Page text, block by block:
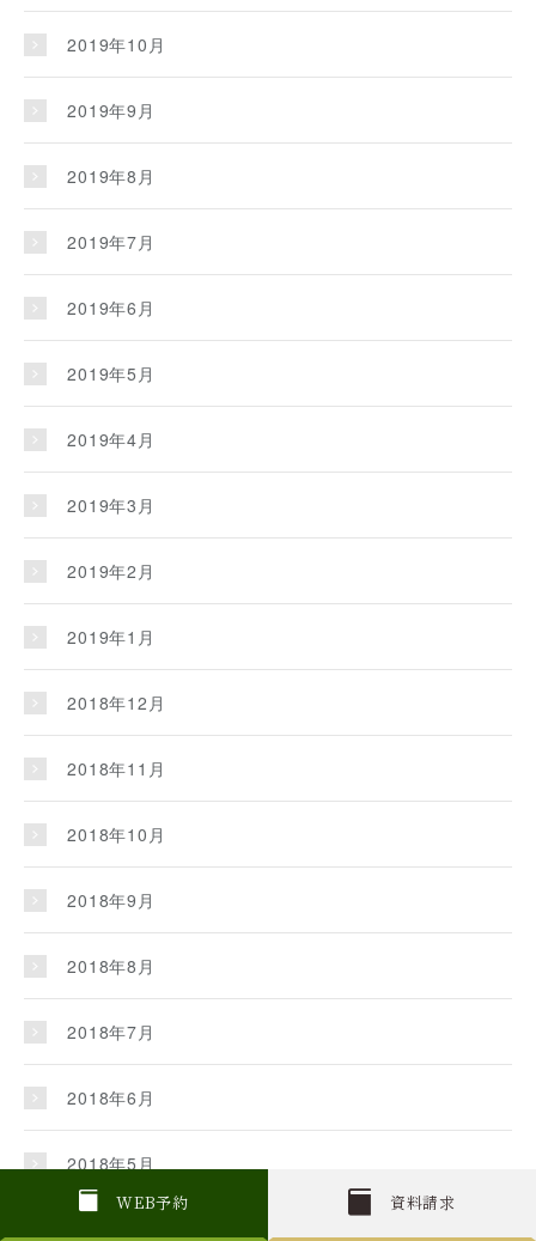
W EB予約 資料請求
2019年10月
2019年9月
2019年8月
2019年7月
2019年6月
2019年5月
2019年4月
2019年3月
2019年2月
2019年1月
2018年12月
2018年11月
2018年10月
2018年9月
2018年8月
2018年7月
2018年6月
2018年5月